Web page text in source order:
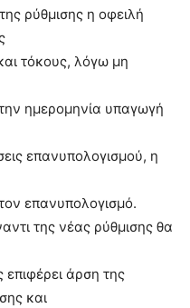
ρύθμισης η οφειλή
τόκους, λόγω μη
ημερομηνία υπαγωγή
επανυπολογισμού, η
επανυπολογισμό.
της νέας ρύθμισης θα
επιφέρει άρση της
και